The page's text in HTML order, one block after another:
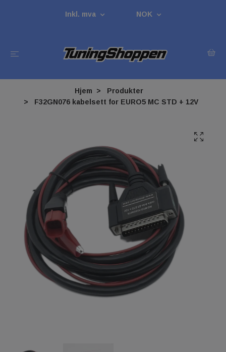
Inkl. mva NOK
Hjem
Produkter
F32GN076 kabelsett for EURO5 MC STD + 12V